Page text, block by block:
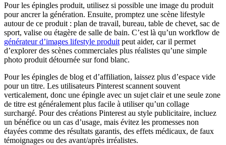
Pour les épingles produit, utilisez si possible une image du produit
pour ancrer la génération. Ensuite, promptez une scène lifestyle
autour de ce produit : plan de travail, bureau, table de chevet, sac de
sport, valise ou étagère de salle de bain. C’est là qu’un workflow de
générateur d’images lifestyle produit peut aider, car il permet
d’explorer des scènes commerciales plus réalistes qu’une simple
photo produit détournée sur fond blanc.
Pour les épingles de blog et d’affiliation, laissez plus d’espace vide
pour un titre. Les utilisateurs Pinterest scannent souvent
verticalement, donc une épingle avec un sujet clair et une seule zone
de titre est généralement plus facile à utiliser qu’un collage
surchargé. Pour des créations Pinterest au style publicitaire, incluez
un bénéfice ou un cas d’usage, mais évitez les promesses non
étayées comme des résultats garantis, des effets médicaux, de faux
témoignages ou des avant/après irréalistes.